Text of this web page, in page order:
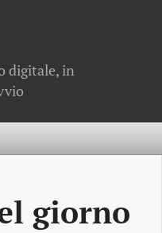
digitale, in
giorno